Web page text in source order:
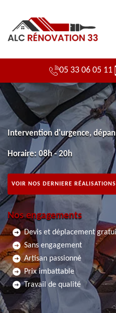
05 33 06 05 11
Intervention d'urgence,
Horaire: 08h - 20h
VOIR NOS DERNIERE RÉALISATIONS
Nos engagements
Devis et déplacement
Sans engagement
Artisan passionné
Prix imbattable
Travail de qualité